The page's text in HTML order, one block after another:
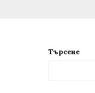
Търсене